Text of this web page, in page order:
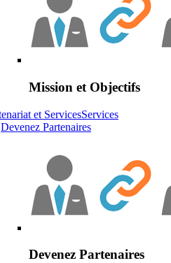
Mission et Objectifs
Services
Devenez Partenaires
Devenez Partenaires